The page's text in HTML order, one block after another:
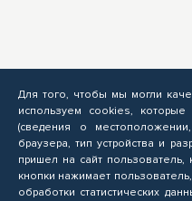
Для того, чтобы мы могли
используем cookies,
(сведения о
браузера, тип устройства и
пришел на сайт пользователь,
кнопки нажимает
обработки статистических